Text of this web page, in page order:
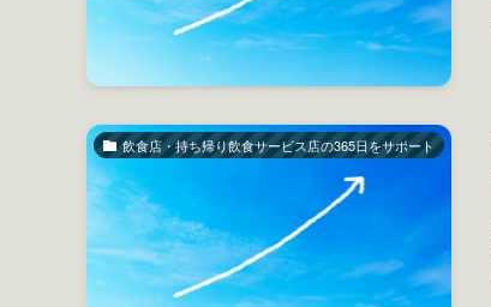
飲食店・持ち帰り飲食サービス店の365日をサポート